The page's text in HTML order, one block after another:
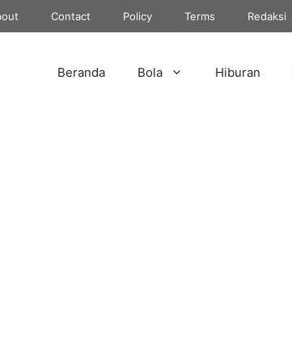
Contact Policy Terms Redaksi
Beranda Bola Hiburan